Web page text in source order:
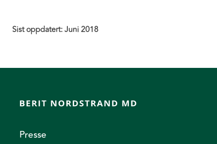
Sist oppdatert: Juni 2018
Presse